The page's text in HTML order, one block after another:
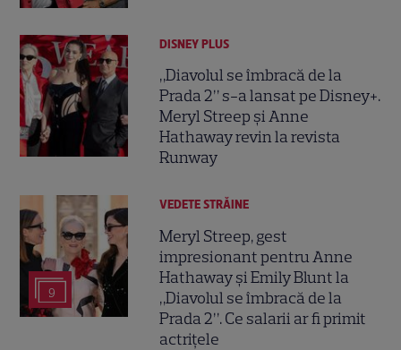
DISNEY PLUS
„Diavolul se îmbracă de la
Prada 2” s-a lansat pe Disney+.
Meryl Streep și Anne
Hathaway revin la revista
Runway
9
VEDETE STRĂINE
Meryl Streep, gest
impresionant pentru Anne
Hathaway și Emily Blunt la
„Diavolul se îmbracă de la
Prada 2”. Ce salarii ar fi primit
actrițele